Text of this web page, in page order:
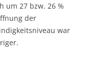
um 27 bzw. 26 %
der
war